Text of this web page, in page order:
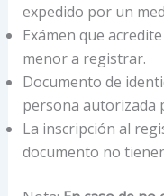
expedido por un
Exámen que
menor a registrar.
Documento de
persona autorizada
La inscripción al
documento no